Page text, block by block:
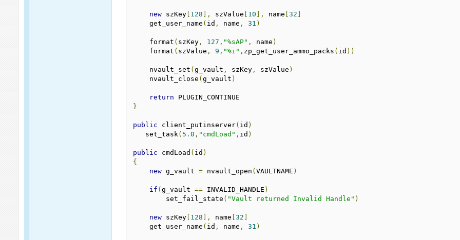
new szKey [ 128 ], szValue [ 10 ], name [32 ]
    get_user_name
( id , name , 31 )
    format
( szKey , 127 , "%sAP" , name )
    format
( szValue , 9 , "%i" , zp_get_user_ammo_packs ( id ))
    nvault_set
(g_vault , szKey , szValue )
    nvault_close
(g_vault )
return
}
public client_putinserver( id )
   set_task
( 5.0 , "cmdLoad" , id )
public cmdLoad ( id )
{
new g_vault = nvault_open (VAULTNAME )
if (g_vault == INVALID_HANDLE )
        set_fail_state
( "Vault returned Invalid Handle" )
new szKey [ 128 ], name [32 ]
    get_user_name
( id , name , 31 )